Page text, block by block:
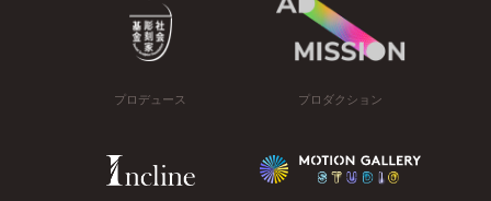
プロデュース プロダクション